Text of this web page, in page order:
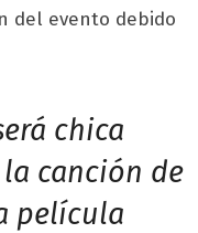
del evento debido
chica
canción de
película